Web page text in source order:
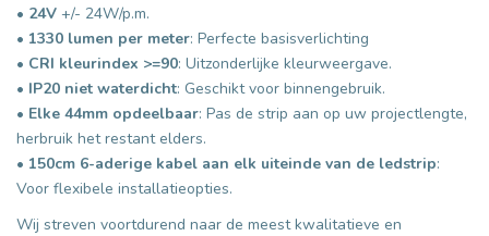
• 24V +/- 24W/p.m.
• 1330 lumen per meter: Perfecte basisverlichting
• CRI kleurindex >=90: Uitzonderlijke kleurweergave.
• IP20 niet waterdicht: Geschikt voor binnengebruik.
• Elke 44mm opdeelbaar: Pas de strip aan op uw projectlengte,
herbruik het restant elders.
• 150cm 6-aderige kabel aan elk uiteinde van de ledstrip:
Voor flexibele installatieopties.
Wij streven voortdurend naar de meest kwalitatieve en